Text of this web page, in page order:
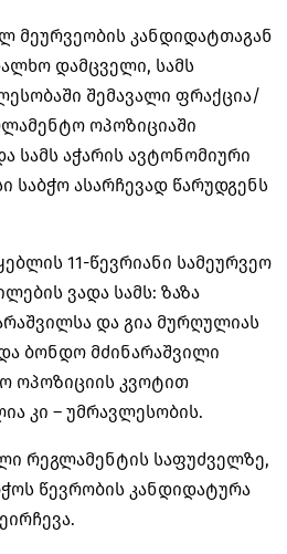
მეურვეობის კანდიდატთაგან
დამცველი, სამს
შემავალი ფრაქცია/
ოპოზიციაში
სამს აჭარის ავტონომიური
საბჭო ასარჩევად წარუდგენს
11-წევრიანი სამეურვეო
ვადა სამს: ზაზა
და გია მურღულიას
და ბონდო მძინარაშვილი
ოპოზიციის კვოტით
კი – უმრავლესობის.
რეგლამენტის საფუძველზე,
წევრობის კანდიდატურა